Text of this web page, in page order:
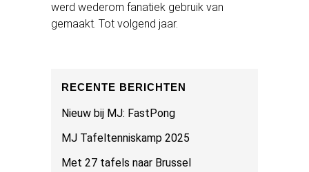
werd wederom fanatiek gebruik van
gemaakt. Tot volgend jaar.
RECENTE BERICHTEN
Nieuw bij MJ: FastPong
MJ Tafeltenniskamp 2025
Met 27 tafels naar Brussel